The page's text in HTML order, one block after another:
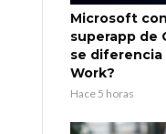
Microsoft
superapp de
se diferencia
Work?
Hace 5 horas